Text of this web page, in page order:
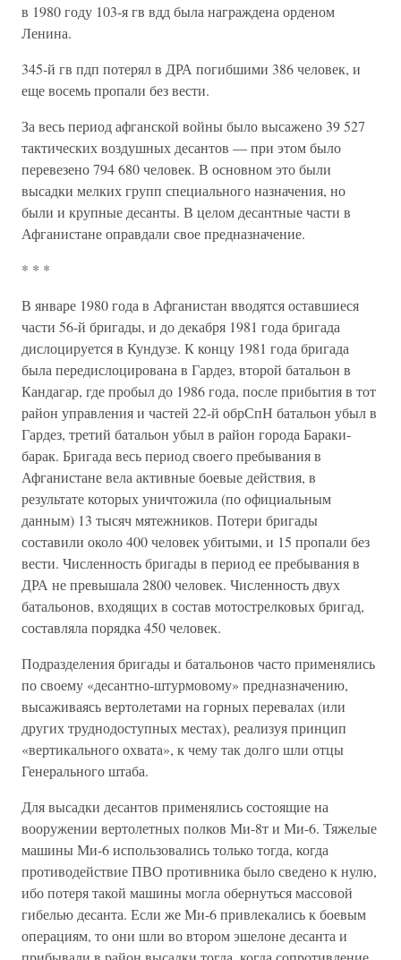
в 1980 году 103-я гв вдд была награждена орденом
Ленина.
345-й гв пдп потерял в ДРА погибшими 386 человек, и
еще восемь пропали без вести.
За весь период афганской войны было высажено 39 527
тактических воздушных десантов — при этом было
перевезено 794 680 человек. В основном это были
высадки мелких групп специального назначения, но
были и крупные десанты. В целом десантные части в
Афганистане оправдали свое предназначение.
* * *
В январе 1980 года в Афганистан вводятся оставшиеся
части 56-й бригады, и до декабря 1981 года бригада
дислоцируется в Кундузе. К концу 1981 года бригада
была передислоцирована в Гардез, второй батальон в
Кандагар, где пробыл до 1986 года, после прибытия в тот
район управления и частей 22-й обрСпН батальон убыл в
Гардез, третий батальон убыл в район города Бараки-
барак. Бригада весь период своего пребывания в
Афганистане вела активные боевые действия, в
результате которых уничтожила (по официальным
данным) 13 тысяч мятежников. Потери бригады
составили около 400 человек убитыми, и 15 пропали без
вести. Численность бригады в период ее пребывания в
ДРА не превышала 2800 человек. Численность двух
батальонов, входящих в состав мотострелковых бригад,
составляла порядка 450 человек.
Подразделения бригады и батальонов часто применялись
по своему «десантно-штурмовому» предназначению,
высаживаясь вертолетами на горных перевалах (или
других труднодоступных местах), реализуя принцип
«вертикального охвата», к чему так долго шли отцы
Генерального штаба.
Для высадки десантов применялись состоящие на
вооружении вертолетных полков Ми-8т и Ми-6. Тяжелые
машины Ми-6 использовались только тогда, когда
противодействие ПВО противника было сведено к нулю,
ибо потеря такой машины могла обернуться массовой
гибелью десанта. Если же Ми-6 привлекались к боевым
операциям, то они шли во втором эшелоне десанта и